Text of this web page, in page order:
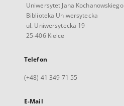
Uniwersytet Jana Kochanowskiego
Biblioteka Uniwersytecka
ul. Uniwersytecka 19
25-406 Kielce
Telefon
(+48) 41 349 71 55
E-Mail